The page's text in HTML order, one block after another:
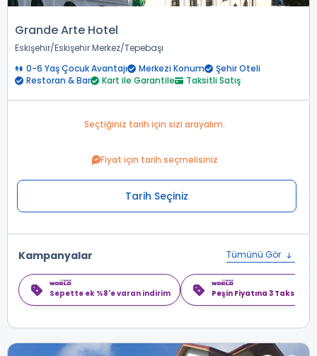
Grande Arte Hotel
Eskişehir Eskişehir Merkez Tepebaşı
0-6 Yaş Çocuk Avantajı
Merkezi Konum
Şehir Oteli
Restoran & Bar
Kart ile Garantile Taksitli Satış
Seçtiğiniz tarih için sizi arayalım.
Fiyat için tarih seçmelisiniz
Tarih Seçiniz
Kampanyalar Tümünü Gör
Sepette ek %8'e varan indirim Peşin Fiyatına 3 Taksit